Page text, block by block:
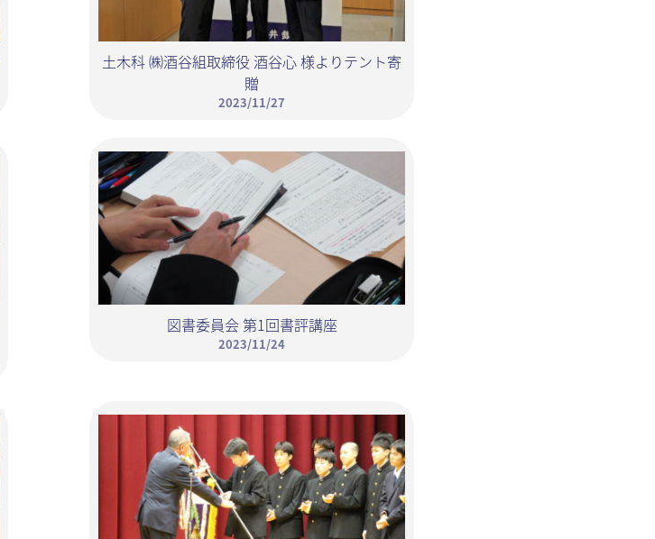
土木科 ㈱酒谷組取締役 酒谷心 様よりテント寄
贈
2023/11/27
図書委員会 第1回書評講座
2023/11/24